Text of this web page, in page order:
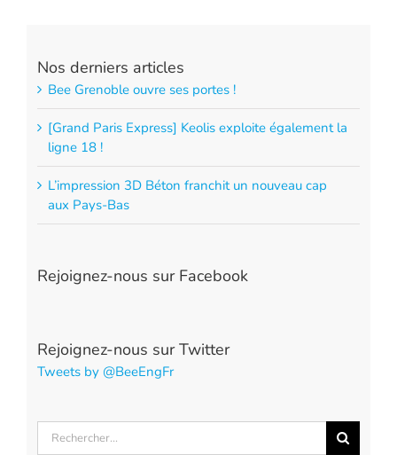
Nos derniers articles
Bee Grenoble ouvre ses portes !
[Grand Paris Express] Keolis exploite également la
ligne 18 !
L’impression 3D Béton franchit un nouveau cap
aux Pays-Bas
Rejoignez-nous sur Facebook
Rejoignez-nous sur Twitter
Tweets by @BeeEngFr
Rechercher: